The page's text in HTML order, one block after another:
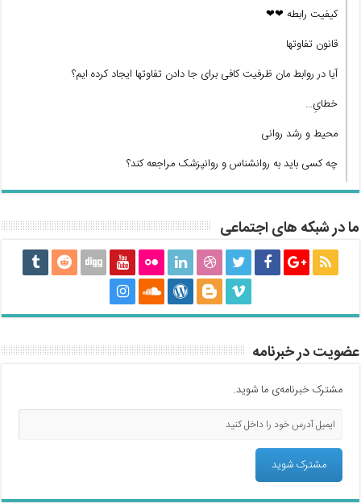
کیفیت رابطه ❤❤
قانون تفاوتها
آیا در روابط مان ظرفیت کافی برای جا دادن تفاوتها ایجاد کرده ایم؟
خطایِ…
محیط و رشد روانی
چه کسی باید به روانشناس و روانپزشک مراجعه کند؟
ما در شبکه های اجتماعی
عضویت در خبرنامه
مشترک خبرنامه‌ی ما شوید.